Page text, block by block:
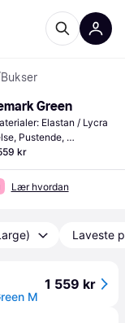
Bukser
Green
Elastan / Lycra
Pustende,
Justerbar, Stretch,
kr
Lær hvordan
Laveste
M
1 559 kr